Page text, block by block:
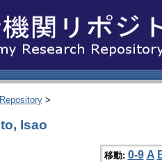
>
Isao
移動: 0-9 A